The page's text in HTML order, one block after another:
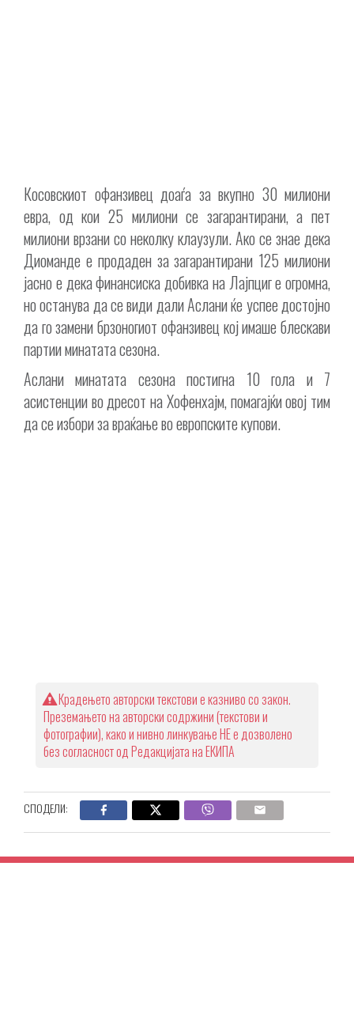
Косовскиот офанзивец доаѓа за вкупно 30 милиони
евра, од кои 25 милиони се загарантирани, а пет
милиони врзани со неколку клаузули. Ако се знае дека
Диоманде е продаден за загарантирани 125 милиони
јасно е дека финансиска добивка на Лајпциг е огромна,
но останува да се види дали Аслани ќе успее достојно
да го замени брзоногиот офанзивец кој имаше блескави
партии минатата сезона.
Аслани минатата сезона постигна 10 гола и 7
асистенции во дресот на Хофенхајм, помагајќи овој тим
да се избори за враќање во европските купови.
Крадењето авторски текстови е казниво со закон.
Преземањето на авторски содржини (текстови и
фотографии), како и нивно линкување НЕ е дозволено
без согласност од Редакцијата на ЕКИПА
СПОДЕЛИ: